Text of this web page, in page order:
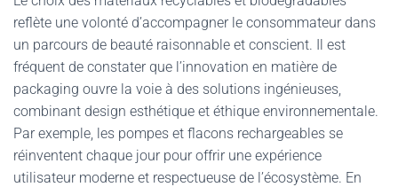
reflète une volonté d’accompagner le consommateur dans
un parcours de beauté raisonnable et conscient. Il est
fréquent de constater que l’innovation en matière de
packaging ouvre la voie à des solutions ingénieuses,
combinant design esthétique et éthique environnementale.
Par exemple, les pompes et flacons rechargeables se
réinventent chaque jour pour offrir une expérience
utilisateur moderne et respectueuse de l’écosystème. En